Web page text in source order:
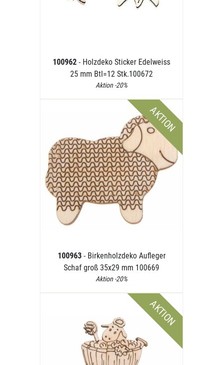
100962 - Holzdeko Sticker Edelweiss
25 mm Btl=12 Stk.100672
Aktion -20%
AKTION
100963 - Birkenholzdeko Aufleger
Schaf groß 35x29 mm 100669
Aktion -20%
AKTION